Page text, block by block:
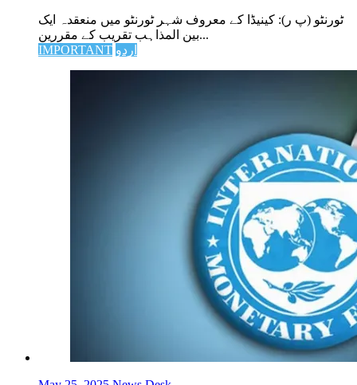
ٹورنٹو (پ ر): کینیڈا کے معروف شہر ٹورنٹو میں منعقدہ ایک
بین المذاہب تقریب کے مقررین...
IMPORTANT اردو